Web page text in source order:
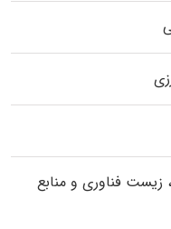
فناوری و منابع